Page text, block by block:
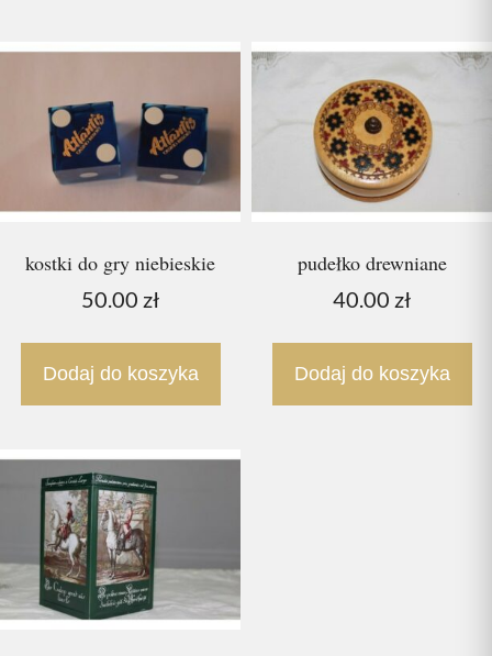
kostki do gry niebieskie
50.00 zł
Dodaj do koszyka
pudełko drewniane
40.00 zł
Dodaj do koszyka